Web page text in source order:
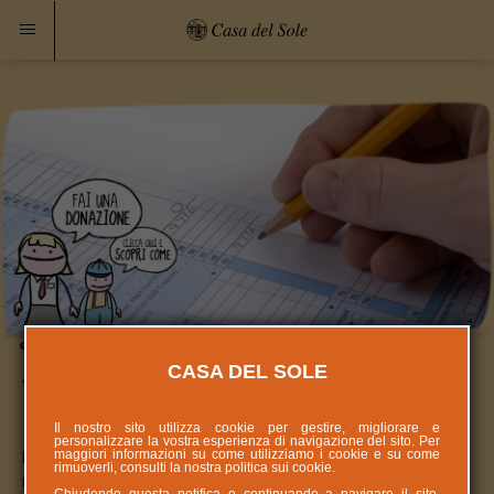
Vantaggi Fiscali
L’Associazione Casa del Sole in quanto ONLUS (Organizzazione
non lucrativa di utilità sociale) ed ente non commerciale - può far
CASA DEL SOLE
Il nostro sito utilizza cookie per gestire, migliorare e
personalizzare la vostra esperienza di navigazione del sito. Per
maggiori informazioni su come utilizziamo i cookie e su come
rimuoverli, consulti la nostra politica suicookie